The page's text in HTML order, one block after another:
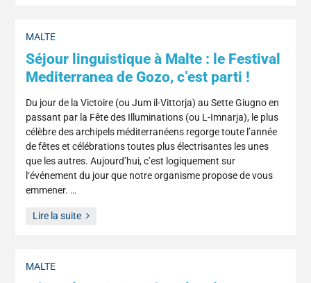
MALTE
Séjour linguistique à Malte : le Festival
Mediterranea de Gozo, c’est parti !
Du jour de la Victoire (ou Jum il-Vittorja) au Sette Giugno en
passant par la Fête des Illuminations (ou L-Imnarja), le plus
célèbre des archipels méditerranéens regorge toute l’année
de fêtes et célébrations toutes plus électrisantes les unes
que les autres. Aujourd’hui, c’est logiquement sur
l‘événement du jour que notre organisme propose de vous
emmener. …
Lire la suite
MALTE